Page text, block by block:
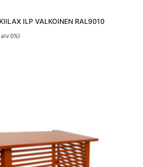
ILP VALKOINEN RAL9010
0%)